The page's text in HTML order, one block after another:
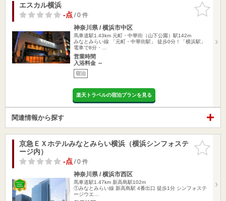
お気に入
りに追加
エスカル横浜
-点/ 0 件
神奈川県 / 横浜市中区
馬車道駅1.43km 元町・中華街（山下公園）駅142m
みなとみらい線 「元町・中華街駅」 徒歩0分！「横浜駅」
電車で8分・…
営業時間
入浴料金 ～
宿泊
楽天トラベルの宿泊プランを見る
関連情報から探す
お気に入
りに追加
京急ＥＸホテルみなとみらい横浜（横浜シンフォステ
ージ内）
-点/ 0 件
神奈川県 / 横浜市西区
馬車道駅1.47km 新高島駅102m
①みなとみらい線 新高島駅 4番出口 徒歩1分 シンフォステ
ージウエ…